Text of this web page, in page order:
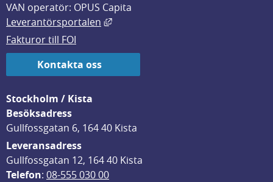
VAN operatör: OPUS Capita
Leverantörsportalen
Länk till annan webbplats, öppnas
Fakturor till FOI
Kontakta oss
Stockholm / Kista
Besöksadress
Gullfossgatan 6, 164 40 Kista
Leveransadress
Gullfossgatan 12, 164 40 Kista
Telefon: 08-555 030 00